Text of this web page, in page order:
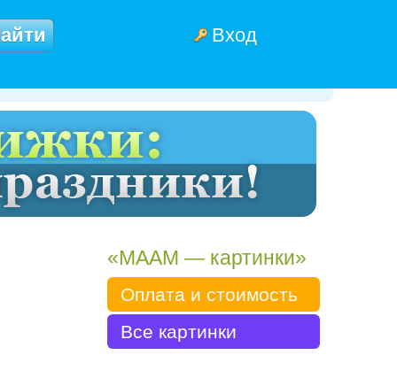
Вход
«МААМ — картинки»
Оплата и стоимость
Все картинки